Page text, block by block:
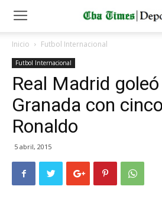
Inicio Futbol Internacional
Futbol Internacional
Real Madrid
Granada con
Ronaldo
5 abril, 2015